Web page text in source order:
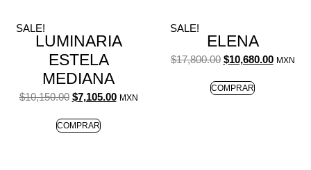
SALE!
LUMINARIA
ESTELA
MEDIANA
$10,150.00 $7,105.00 MXN
COMPRAR
SALE!
ELENA
$17,800.00 $10,680.00 MXN
COMPRAR